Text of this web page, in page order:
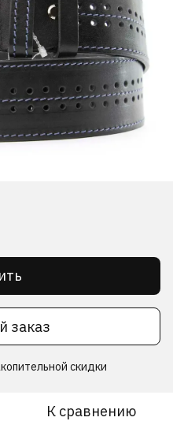
заказ
скидки
К сравнению